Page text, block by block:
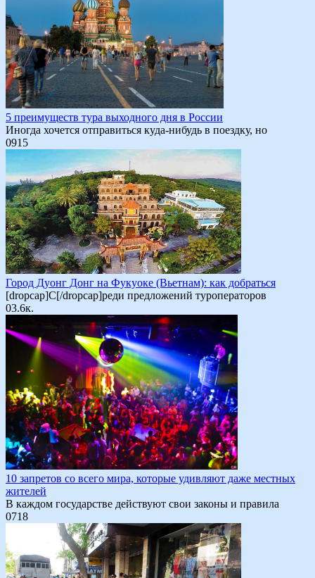
5 преимуществ тура выходного дня в России
Иногда хочется отправиться куда-нибудь в поездку, но
0915
Город Дуонг Донг на Фукуоке (Вьетнам): как добраться
[dropcap]С[/dropcap]реди предложений туроператоров
03.6к.
10 запретов со всего мира, которые удивляют даже местных
жителей
В каждом государстве действуют свои законы и правила
0718